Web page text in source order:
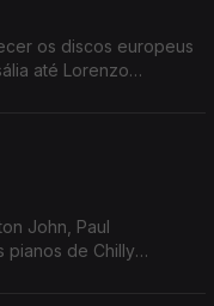
os discos europeus
até Lorenzo
John, Paul
pianos de Chilly